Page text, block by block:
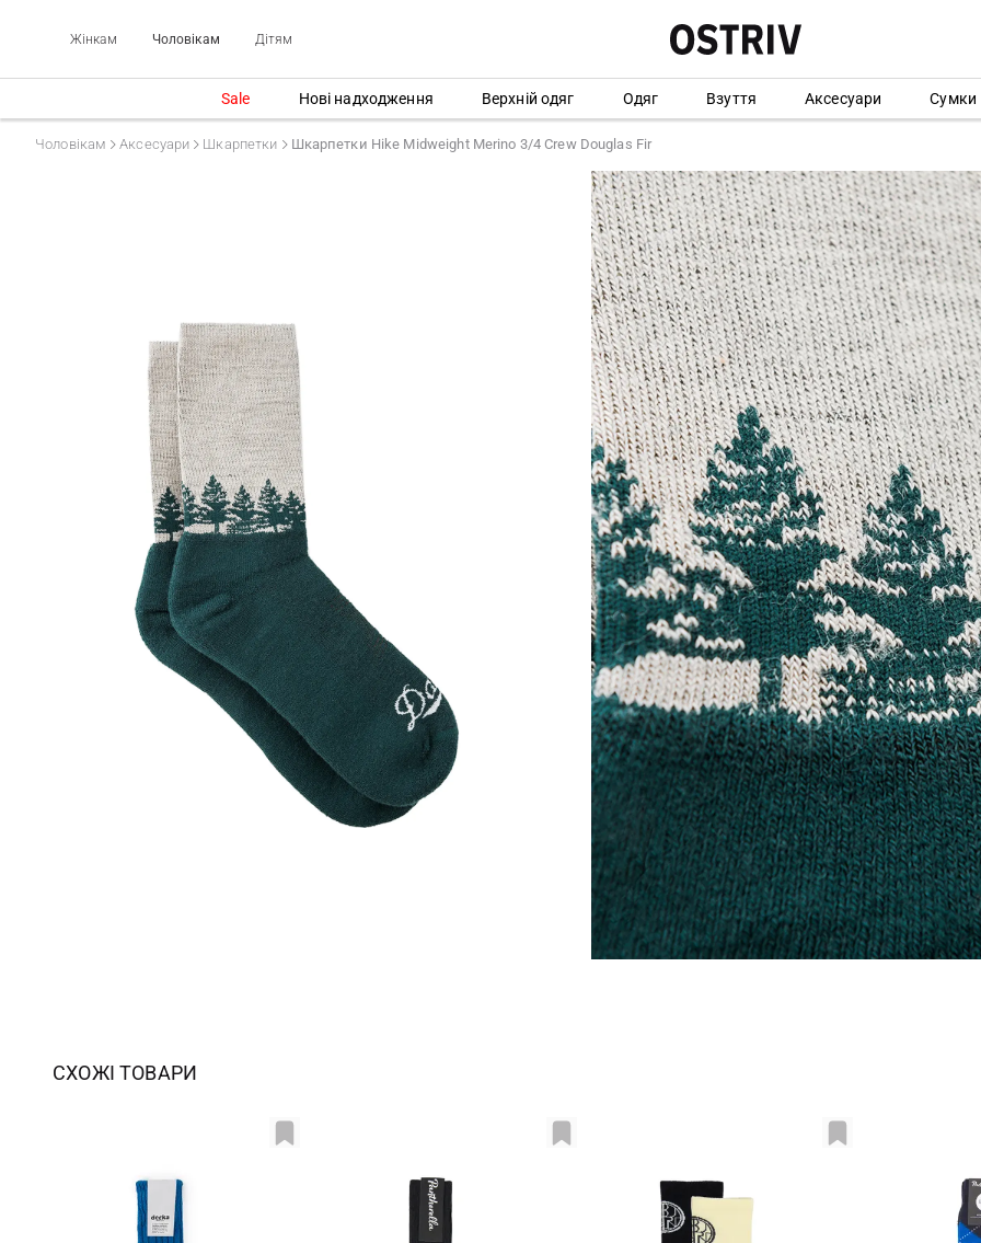
Жінкам Чоловікам Дітям
Sale Нові надходження Верхній одяг Одяг Взуття Аксесуари Сумки
Чоловікам Аксесуари Шкарпетки Шкарпетки Hike Midweight Merino 3/4 Crew Douglas Fir
СХОЖІ ТОВАРИ